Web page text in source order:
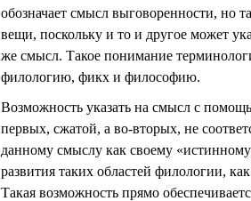
обозначает смысл выговоренности, но
вещи, поскольку и то и другое может
же смысл. Такое понимание
филологию, фикх и философию.
Возможность указать на смысл с
первых, сжатой, а во-вторых, не
данному смыслу как своему
развития таких областей филологии,
Такая возможность прямо